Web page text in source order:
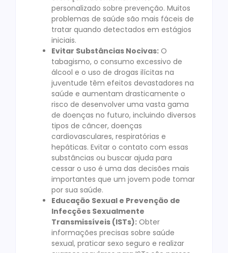
personalizado sobre prevenção. Muitos
problemas de saúde são mais fáceis de
tratar quando detectados em estágios
iniciais.
Evitar Substâncias Nocivas: O
tabagismo, o consumo excessivo de
álcool e o uso de drogas ilícitas na
juventude têm efeitos devastadores na
saúde e aumentam drasticamente o
risco de desenvolver uma vasta gama
de doenças no futuro, incluindo diversos
tipos de câncer, doenças
cardiovasculares, respiratórias e
hepáticas. Evitar o contato com essas
substâncias ou buscar ajuda para
cessar o uso é uma das decisões mais
importantes que um jovem pode tomar
por sua saúde.
Educação Sexual e Prevenção de
Infecções Sexualmente
Transmissíveis (ISTs): Obter
informações precisas sobre saúde
sexual, praticar sexo seguro e realizar